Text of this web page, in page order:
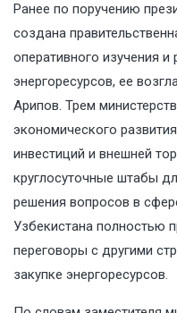
Ранее по поручению
создана
оперативного изучения
энергоресурсов, ее
Арипов. Трем
экономического
инвестиций и внешней
круглосуточные штабы
решения вопросов в
Узбекистана полностью
переговоры с другими
закупке энергоресурсов.